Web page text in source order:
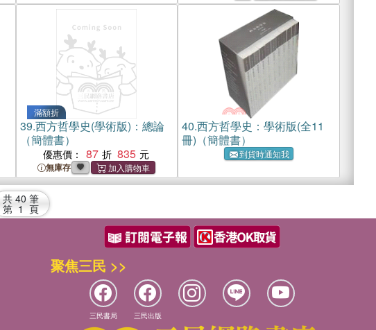
滿額折
39.西方哲學史(學術版)：總論
（簡體書）
優惠價： 87 835
無庫存
40.西方哲學史：學術版(全11
冊)（簡體書）
到貨時通知我
共 40 筆
第 1 頁
聚焦三民 >>
三民書局 三民出版